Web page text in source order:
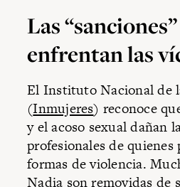
Las
enfrentan las
El Instituto Nacional de
(Inmujeres) reconoce
y el acoso sexual dañan
profesionales de quienes
formas de violencia.
Nadia son removidas de